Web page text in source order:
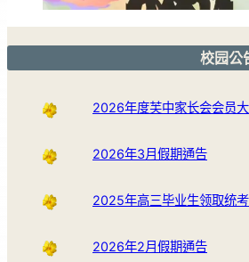
校园公
2026年度芙中家长会会员
2026年3月假期通告
2025年高三毕业生领取统
2026年2月假期通告